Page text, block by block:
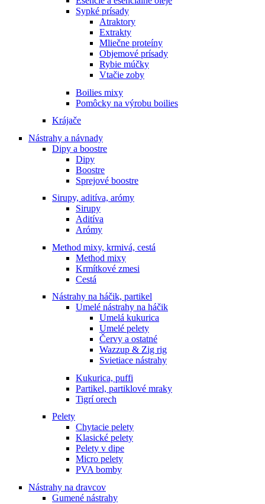
Sypké prísady
Atraktory
Extrakty
Mliečne proteíny
Objemové prísady
Rybie múčky
Vtačie zoby
Boilies mixy
Pomôcky na výrobu boilies
Krájače
Nástrahy a návnady
Dipy a boostre
Dipy
Boostre
Sprejové boostre
Sirupy, aditíva, arómy
Sirupy
Aditíva
Arómy
Method mixy, krmivá, cestá
Method mixy
Krmítkové zmesi
Cestá
Nástrahy na háčik, partikel
Umelé nástrahy na háčik
Umelá kukurica
Umelé pelety
Červy a ostatné
Wazzup & Zig rig
Svietiace nástrahy
Kukurica, puffi
Partikel, partiklové mraky
Tigrí orech
Pelety
Chytacie pelety
Klasické pelety
Pelety v dipe
Micro pelety
PVA bomby
Nástrahy na dravcov
Gumené nástrahy